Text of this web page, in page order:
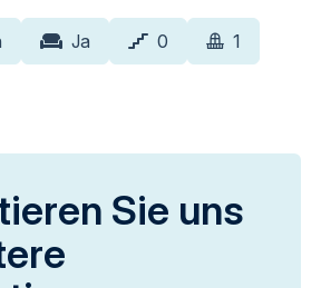
Ja 0 1
Sie uns